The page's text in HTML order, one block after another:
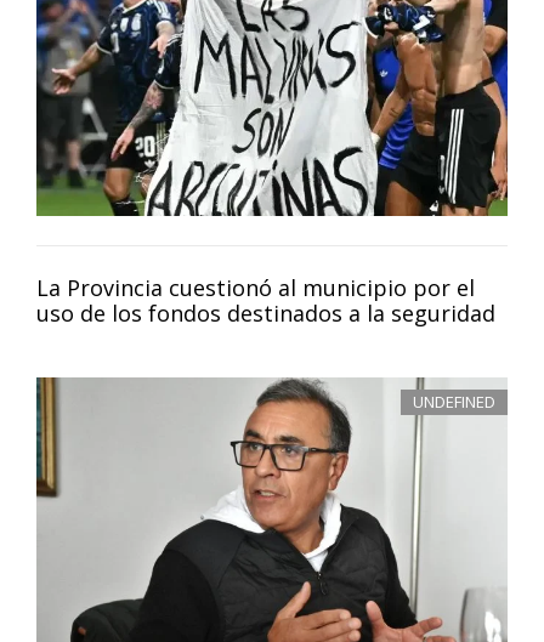
La Provincia cuestionó al municipio por el
uso de los fondos destinados a la seguridad
UNDEFINED